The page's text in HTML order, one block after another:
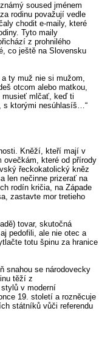
soused jménem
rodinu považují vedle
chodit e-maily, které
Tyto maily
z prohnilého
co ještě na Slovensku
ty muž nie si mužom,
otcom alebo matkou,
musieť mlčať, keď ti
s ktorými nesúhlasíš…“
Kněží, kteří mají v
ovečkám, které od přírody
řeckokatolický kněz
len nečinne prizerať na
rodín kričia, na Západe
zastavte mor tretieho
tovar, skutočná
pedofili, ale nie otec a
totu špinu za hranice
snahou se národovecky
těží z
v moderní
19. století a rozněcuje
státníků vůči referendu